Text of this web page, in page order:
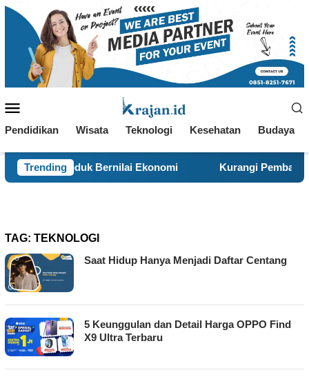
Loncat
Mobile
Pendidikan Wisata Teknologi Kesehatan Budaya
Trending
Bernilai Ekonomi Kurangi Pembakaran Sampah
TAG: TEKNOLOGI
Saat Hidup Hanya Menjadi Daftar Centang
5 Keunggulan dan Detail Harga OPPO Find
X9 Ultra Terbaru